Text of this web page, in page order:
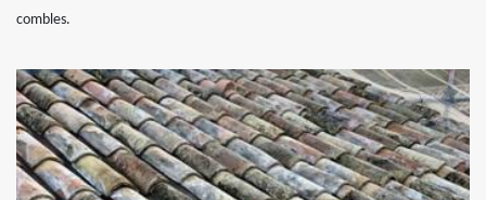
combles.